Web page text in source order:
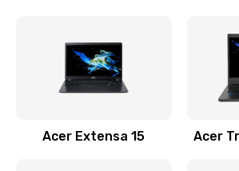
Замена
Заказать
Acer Extensa 15 Acer